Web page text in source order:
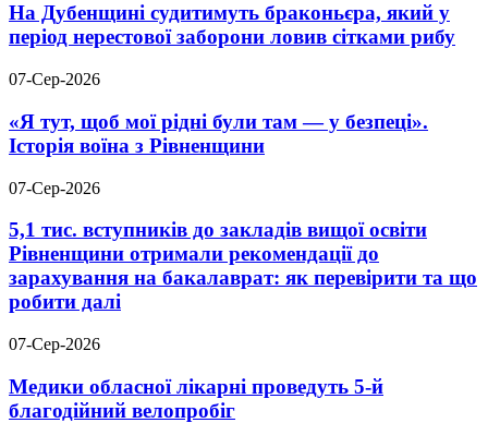
На Дубенщині судитимуть браконьєра, який у
період нерестової заборони ловив сітками рибу
07-Сер-2026
«Я тут, щоб мої рідні були там — у безпеці».
Історія воїна з Рівненщини
07-Сер-2026
5,1 тис. вступників до закладів вищої освіти
Рівненщини отримали рекомендації до
зарахування на бакалаврат: як перевірити та що
робити далі
07-Сер-2026
Медики обласної лікарні проведуть 5-й
благодійний велопробіг